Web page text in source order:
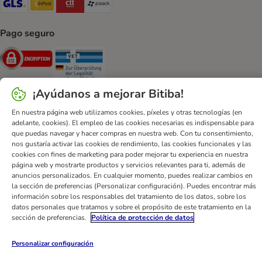
Pago seguro
Security
Ayuda Contacto Impreso DSA
Protección de datos
Condiciones comerciales generales
Declaración de accesibilidad
Newsletter
Gastos de envío y plazos de entrega
Formas de pago
Formulario de desistimiento
Programa de fidelización
App bitiba
Programa de afiliados
Gestión de residuos
¡Ayúdanos a mejorar Bitiba!
En nuestra página web utilizamos cookies, píxeles y otras tecnologías (en
adelante, cookies). El empleo de las cookies necesarias es indispensable para
que puedas navegar y hacer compras en nuestra web. Con tu consentimiento,
nos gustaría activar las cookies de rendimiento, las cookies funcionales y las
cookies con fines de marketing para poder mejorar tu experiencia en nuestra
página web y mostrarte productos y servicios relevantes para ti, además de
anuncios personalizados. En cualquier momento, puedes realizar cambios en
la sección de preferencias (Personalizar configuración). Puedes encontrar más
información sobre los responsables del tratamiento de los datos, sobre los
datos personales que tratamos y sobre el propósito de este tratamiento en la
sección de preferencias.
Política de protección de datos
Personalizar configuración